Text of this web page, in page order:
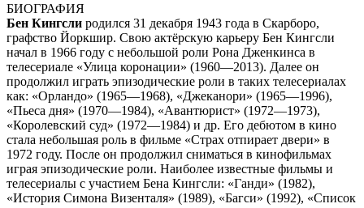
БИОГРАФИЯ
Бен Кингсли родился 31 декабря 1943 года в Скарборо,
графство Йоркшир. Свою актёрскую карьеру Бен Кингсли
начал в 1966 году с небольшой роли Рона Дженкинса в
телесериале «Улица коронации» (1960—2013). Далее он
продолжил играть эпизодические роли в таких телесериалах
как: «Орландо» (1965—1968), «Джеканори» (1965—1996),
«Пьеса дня» (1970—1984), «Авантюрист» (1972—1973),
«Королевский суд» (1972—1984) и др. Его дебютом в кино
стала небольшая роль в фильме «Страх отпирает двери» в
1972 году. После он продолжил сниматься в кинофильмах
играя эпизодические роли. Наиболее известные фильмы и
телесериалы с участием Бена Кингсли: «Ганди» (1982),
«История Симона Визенталя» (1989), «Багси» (1992), «Список